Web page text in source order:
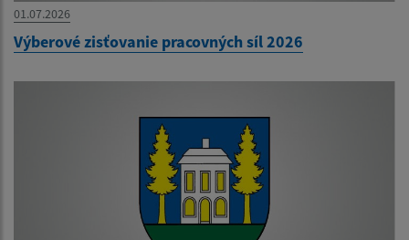
01.07.2026
Výberové zisťovanie pracovných síl 2026